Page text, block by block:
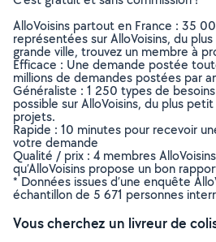
AlloVoisins partout en France : 35
représentées sur AlloVoisins, du
grande ville, trouvez un membre à
Efficace : Une demande postée
millions de demandes postées par
Généraliste : 1 250 types de
possible sur AlloVoisins, du plus
projets.
Rapide : 10 minutes pour recevoir
votre demande
Qualité / prix : 4 membres
qu’AlloVoisins propose un bon
* Données issues d’une enquête
échantillon de 5 671 personnes
Vous cherchez un livreur de